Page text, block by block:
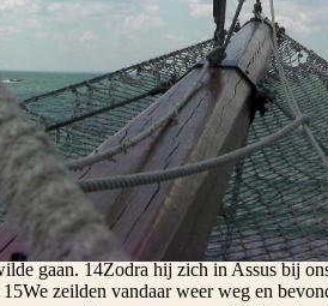
dagen van de ongedesemde broden
we zeven dagen bleven. 7Toen we op de
voerde Paulus, die van plan was de
talrijke lampen in de bovenzaal
en werd tijdens Paulus’ langdurige
de slaap stortte hij van de derde
beneden, strekte zich over hem uit,
in hem.”
brak het brood, at ervan en na
men levend binnen, waardoor ze niet
en naar Assus afgezeild, waar we Paulus
gaan. 14Zodra hij zich in Assus bij
zeilden vandaar weer weg en